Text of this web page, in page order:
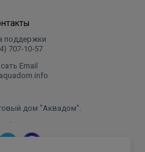
поддержки
707‑10‑57
Email
дом "Аквадом".
.